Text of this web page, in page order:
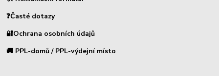
❓Časté dotazy
🔐Ochrana osobních údajů
🚚 PPL-domů / PPL-výdejní místo